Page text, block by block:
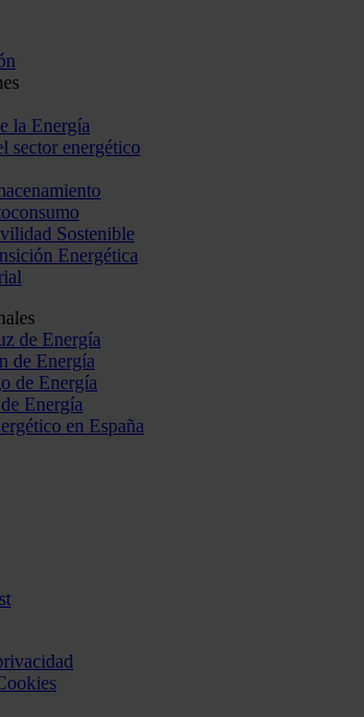
la Energía
sector energético
Sostenible
Energética
de Energía
de Energía
de Energía
Energía
en España